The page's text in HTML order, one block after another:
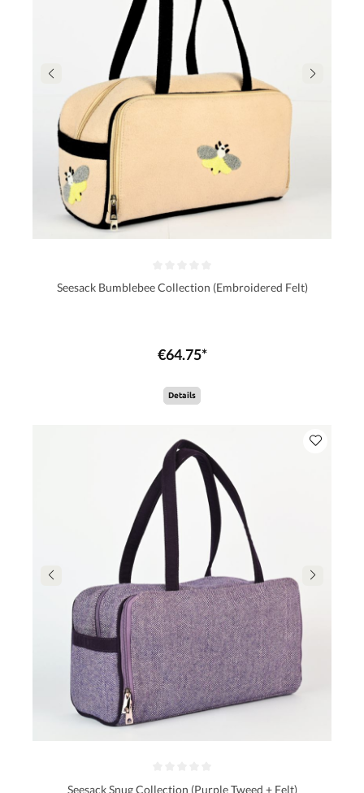
Seesack Bumblebee Collection (Embroidered Felt)
€64.75*
Details
Seesack Snug Collection (Purple Tweed + Felt)